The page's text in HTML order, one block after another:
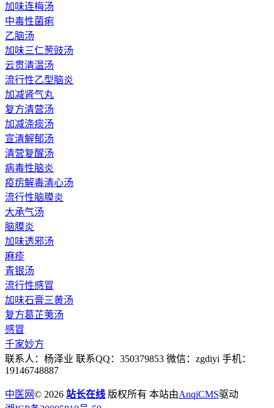
加味连梅汤
中毒性菌痢
乙脑汤
加味三仁葱豉汤
云贯清温汤
流行性乙型脑炎
加减肾气丸
复方清营汤
加减涤痰汤
宣清解郁汤
清营复醒汤
病毒性脑炎
疫疠解毒清心汤
流行性脑膜炎
大承气汤
脑膜炎
加味透邪汤
麻疹
青银汤
流行性感冒
加味石膏三黄汤
复方葛芷荑汤
感冒
千家妙方
联系人：杨泽业 联系QQ：350379853 微信：zgdiyi 手机：
19146748887
中医网© 2026 站长在线 版权所有 本站由AnqiCMS驱动